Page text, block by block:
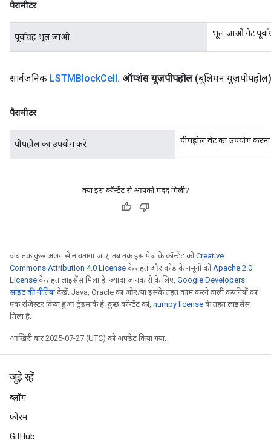
पैरामीटर
पूर्वाग्रह भूल जाओ भूल जाओ गेट
सार्वजनिक LSTMBlockCell. ऑप्शंस यूज़पीपहोल (बूलियन यूज़पीपहोल)
पैरामीटर
पीपहोल का उपयोग करें पीपहोल वेट का उपयोग करना
क्या इस कॉन्टेंट से आपको मदद मिली?
जब तक कुछ अलग से न बताया जाए, तब तक इस पेज के कॉन्टेंट कोCreative
Commons Attribution 4.0 License के तहत और कोड के नमूनों कोApache 2.0
License के तहत लाइसेंस मिला है. ज़्यादा जानकारी के लिए, Google Developers
साइट की नीतियांदेखें. Java, Oracle का और/या इसके तहत काम करने वाली कंपनियों का
एक रजिस्टर किया हुआ ट्रेडमार्क है. कुछ कॉन्टेंट को, numpy license के तहत लाइसेंस
मिला है.
आखिरी बार 2025-07-27 (UTC) को अपडेट किया गया.
जुड़े रहें
ब्लॉग
फ़ोरम
GitHub